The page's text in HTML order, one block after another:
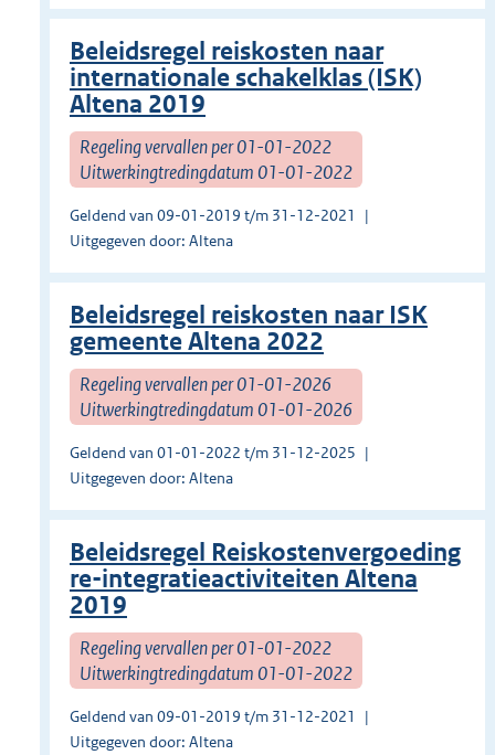
Beleidsregel reiskosten naar
internationale schakelklas (ISK)
Altena 2019
Regeling vervallen per 01-01-2022
Uitwerkingtredingdatum 01-01-2022
Geldend van 09-01-2019 t/m 31-12-2021
Uitgegeven door: Altena
Beleidsregel reiskosten naar ISK
gemeente Altena 2022
Regeling vervallen per 01-01-2026
Uitwerkingtredingdatum 01-01-2026
Geldend van 01-01-2022 t/m 31-12-2025
Uitgegeven door: Altena
Beleidsregel Reiskostenvergoeding
re-integratieactiviteiten Altena
2019
Regeling vervallen per 01-01-2022
Uitwerkingtredingdatum 01-01-2022
Geldend van 09-01-2019 t/m 31-12-2021
Uitgegeven door: Altena